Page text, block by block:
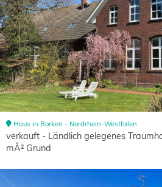
Haus in Borken - Nordrhein-Westfalen
verkauft - Ländlich gelegenes
mÂ² Grund